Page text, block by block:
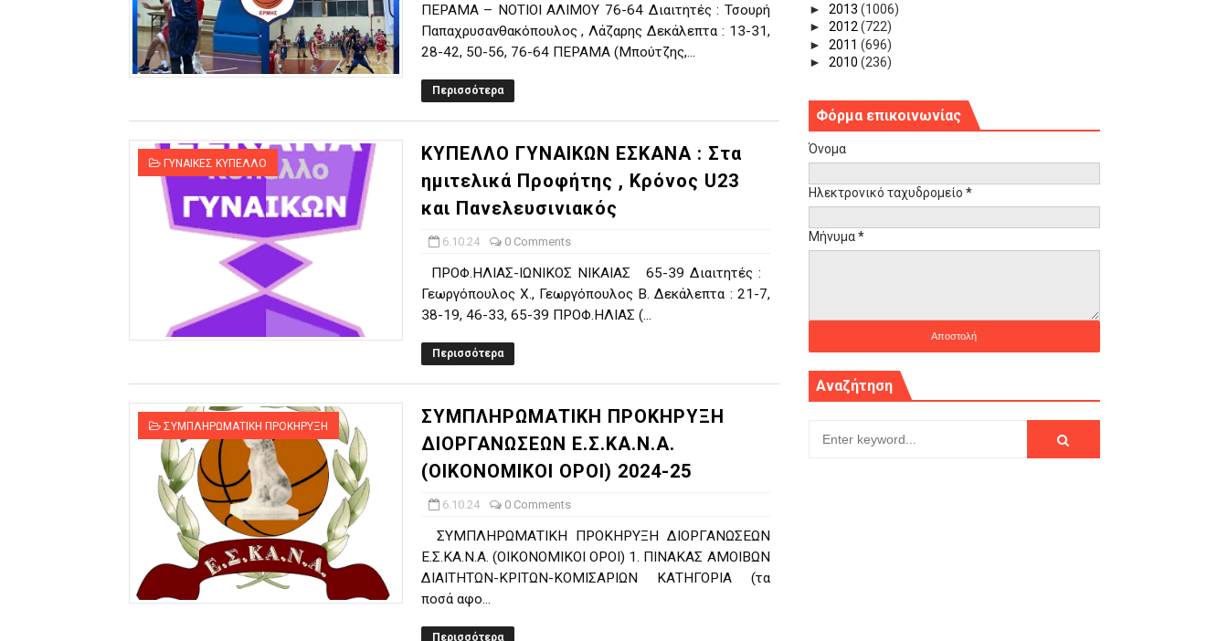
ΠΕΡΑΜΑ – ΝΟΤΙΟΙ ΑΛΙΜΟΥ 76-64 Διαιτητές : Τσουρή
Παπαχρυσανθακόπουλος , Λάζαρης Δεκάλεπτα : 13-31,
28-42, 50-56, 76-64 ΠΕΡΑΜΑ (Μπούτζης,...
Περισσότερα
ΓΥΝΑΙΚΕΣ ΚΥΠΕΛΛΟ
ΚΥΠΕΛΛΟ ΓΥΝΑΙΚΩΝ ΕΣΚΑΝΑ : Στα
ημιτελικά Προφήτης , Κρόνος U23
και Πανελευσινιακός
6.10.24 0 Comments
ΠΡΟΦ.ΗΛΙΑΣ-ΙΩΝΙΚΟΣ ΝΙΚΑΙΑΣ 65-39 Διαιτητές :
Γεωργόπουλος Χ., Γεωργόπουλος Β. Δεκάλεπτα : 21-7,
38-19, 46-33, 65-39 ΠΡΟΦ.ΗΛΙΑΣ (...
Περισσότερα
ΣΥΜΠΛΗΡΩΜΑΤΙΚΗ ΠΡΟΚΗΡΥΞΗ
ΣΥΜΠΛΗΡΩΜΑΤΙΚΗ ΠΡΟΚΗΡΥΞΗ
ΔΙΟΡΓΑΝΩΣΕΩΝ Ε.Σ.ΚΑ.Ν.Α.
(ΟΙΚΟΝΟΜΙΚΟΙ ΟΡΟΙ) 2024-25
6.10.24 0 Comments
ΣΥΜΠΛΗΡΩΜΑΤΙΚΗ ΠΡΟΚΗΡΥΞΗ ΔΙΟΡΓΑΝΩΣΕΩΝ
Ε.Σ.ΚΑ.Ν.Α. (ΟΙΚΟΝΟΜΙΚΟΙ ΟΡΟΙ) 1. ΠΙΝΑΚΑΣ ΑΜΟΙΒΩΝ
ΔΙΑΙΤΗΤΩΝ-ΚΡΙΤΩΝ-ΚΟΜΙΣΑΡΙΩΝ ΚΑΤΗΓΟΡΙΑ (τα
ποσά αφο...
Περισσότερα
► 2013 (1006)
► 2012(722)
► 2011 (696)
► 2010 (236)
Φόρμα επικοινωνίας
Όνομα
Ηλεκτρονικό ταχυδρομείο *
Μήνυμα*
Αναζήτηση